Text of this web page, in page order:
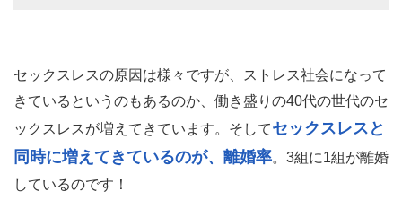
セックスレスの原因は様々ですが、ストレス社会になって
きているというのもあるのか、働き盛りの40代の世代のセ
ックスレスが増えてきています。そしてセックスレスと
同時に増えてきているのが、離婚率。3組に1組が離婚
しているのです！